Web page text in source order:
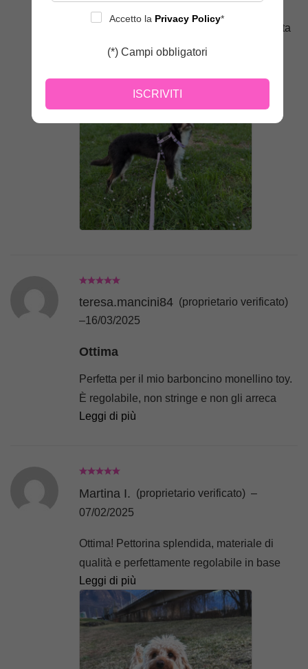
Super bello e confortevole per la mia amata
teresa.mancini84 (proprietario verificato)
–16/03/2025
Ottima
Perfetta per il mio barboncino monellino toy.
È regolabile, non stringe e non gli arreca
nessun fastidio quando tira il guinzaglio.
Leggi di più
Martina I. (proprietario verificato) –
07/02/2025
Ottima! Pettorina splendida, materiale di
qualità e perfettamente regolabile in base
alla fisionomia della mia Nina.
C’è stato un piccolo disguido in magazzino,
ma l’azienda ha subito provveduto a
contattarmi via whatsapp e a farmi scegliere
un’altra pettorina senza pagare nessun
Leggi di più
Accetto la Privacy Policy*
(*) Campi obbligatori
ISCRIVITI